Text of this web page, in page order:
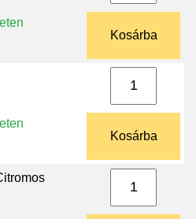
Kosárba
Kosárba